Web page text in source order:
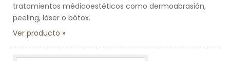
tratamientos médicoestéticos como dermoabrasión,
peeling, láser o bótox.
Ver producto